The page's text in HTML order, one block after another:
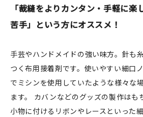
JAMグッズ
台湾グッズ
在庫限り
おすすめ特集
「裁縫をよりカンタン・手軽に楽
苦手」という方にオススメ！
手芸やハンドメイドの強い味方。針も
つく布用接着剤です。使いやすい細口
でミシンを使用していたような様々な
ます。 カバンなどのグッズの製作はも
小物に付けるリボンやレースといった